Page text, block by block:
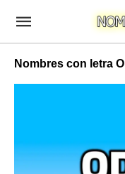
Nombres con letra O